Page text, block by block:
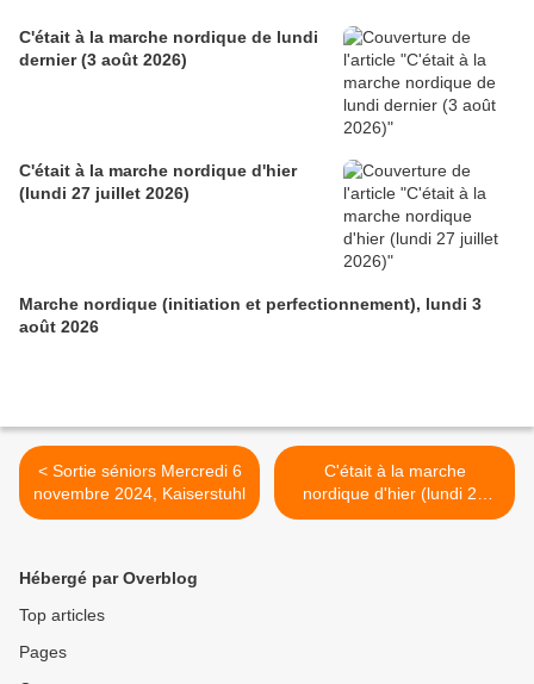
C'était à la marche nordique de lundi
dernier (3 août 2026)
C'était à la marche nordique d'hier
(lundi 27 juillet 2026)
Marche nordique (initiation et perfectionnement), lundi 3
août 2026
< Sortie séniors Mercredi 6
novembre 2024, Kaiserstuhl
C'était à la marche
nordique d'hier (lundi 28
octobre 2024) >
Hébergé par Overblog
Top articles
Pages